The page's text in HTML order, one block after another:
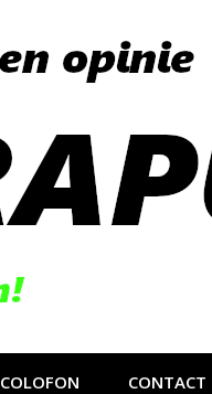
COLOFON CONTACT